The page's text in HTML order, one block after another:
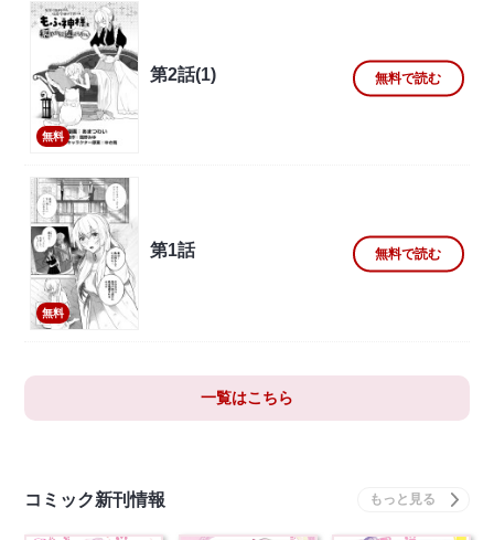
無料
第2話(1) 無料で読む
無料
第1話 無料で読む
一覧はこちら
コミック新刊情報